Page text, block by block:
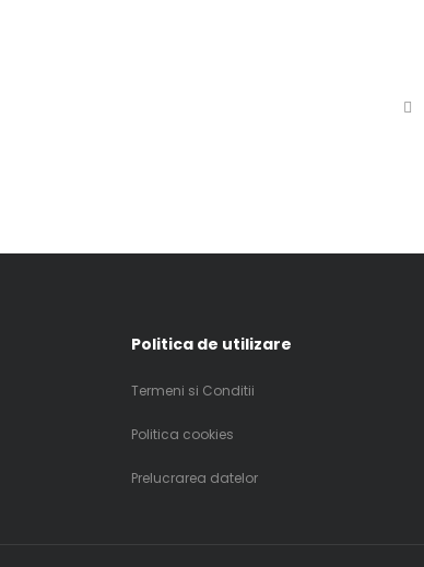
Politica de utilizare
Termeni si Conditii
Politica cookies
Prelucrarea datelor